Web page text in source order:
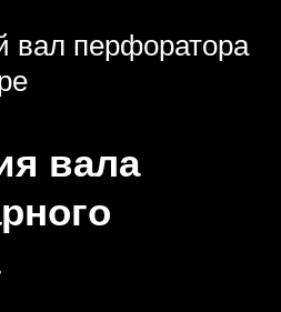
вал перфоратора
вала